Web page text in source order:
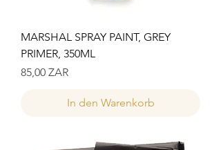
MARSHAL SPRAY PAINT, GREY
PRIMER, 350ML
Preis
85,00 ZAR
In den Warenkorb